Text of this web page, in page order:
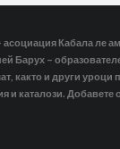
асоциация Кабала ле
Барух –
както и други уроци
и каталози.